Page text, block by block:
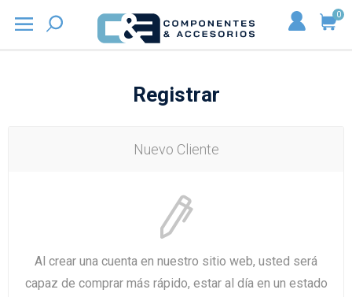
0
Registrar
Nuevo Cliente
Al crear una cuenta en nuestro sitio web, usted será
capaz de comprar más rápido, estar al día en un estado